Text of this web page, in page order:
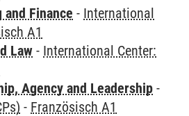
Finance - International
A1
Law - International Center:
Agency and Leadership -
- Französisch A1